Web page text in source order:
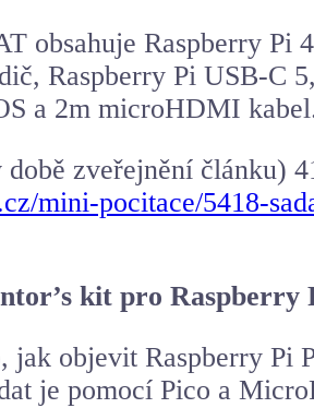
obsahuje Raspberry Pi
Raspberry Pi USB-C
a 2m microHDMI
době zveřejnění článku)
mini-pocitace/5418-
kit pro Raspberry
jak objevit Raspberry Pi
je pomocí Pico a